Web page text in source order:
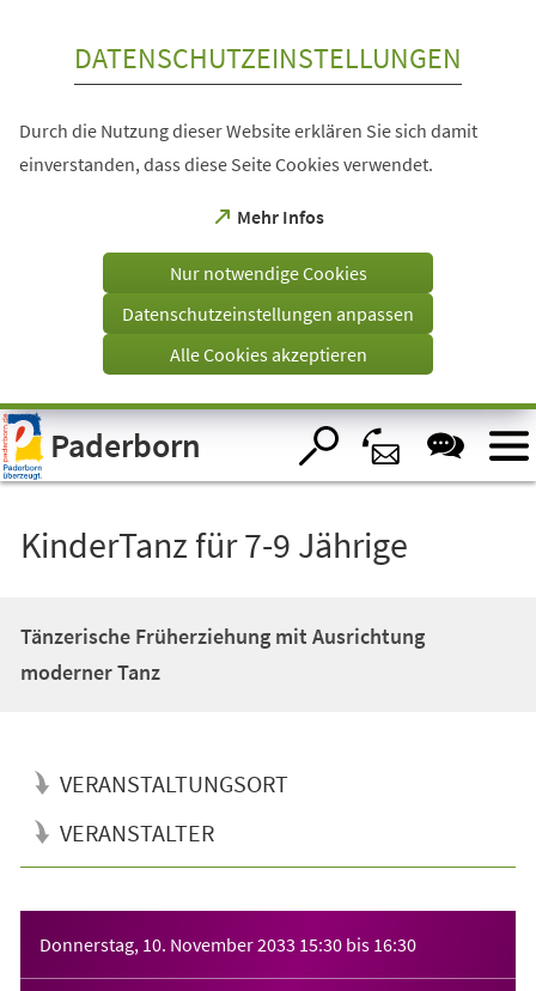
Visuelle
Assistenzsoftware
öffnen.
DATENSCHUTZEINSTELLUNGEN
Durch die Nutzung dieser Website erklären Sie sich damit
einverstanden, dass diese Seite Cookies verwendet.
Mehr Infos
(Öffnet
einem
Tab)
Nur notwendige Cookies
Datenschutzeinstellungen anpassen
Alle Cookies akzeptieren
Paderborn
KinderTanz für 7-9 Jährige
Tänzerische Früherziehung mit Ausrichtung
moderner Tanz
VERANSTALTUNGSORT
VERANSTALTER
Donnerstag, 10. November 2033 15:30 bis 16:30